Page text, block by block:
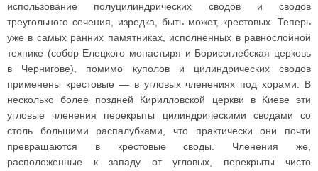
использование полуцилиндрических сводов и сводов
треугольного сечения, изредка, быть может, крестовых. Теперь
уже в самых ранних памятниках, исполненных в равнослойной
технике (собор Елецкого монастыря и Борисоглебская церковь
в Чернигове), помимо куполов и цилиндрических сводов
применены крестовые — в угловых членениях под хорами. В
несколько более поздней Кирилловской церкви в Киеве эти
угловые членения перекрыты цилиндрическими сводами со
столь большими распалубками, что практически они почти
превращаются в крестовые своды. Членения же,
расположенные к западу от угловых, перекрыты чисто